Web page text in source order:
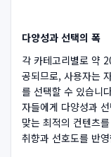
다양성과 선택의 폭
각 카테고리별로 약
공되므로, 사용자는
를 선택할 수 있습니
자들에게 다양성과
맞는 최적의 컨텐츠
취향과 선호도를 반